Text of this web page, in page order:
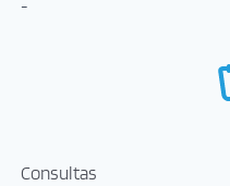
-
Consultas